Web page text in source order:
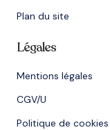
Plan du site
Légales
Mentions légales
CGV/U
Politique de cookies